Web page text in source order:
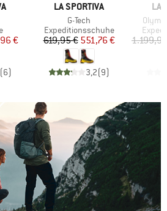
Preis
€
(6)
MARKE
LA SPORTIVA
Artikel
G-Tech
Produktgruppe
Expeditionsschuhe
Preis
619,95 €reduzierter Preis
551,76 €
3,2(9)
LA
Artikel